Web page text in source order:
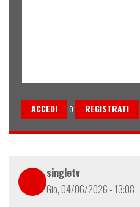
ACCEDI o REGISTRATI
singletv
Gio, 04/06/2026 - 13:08